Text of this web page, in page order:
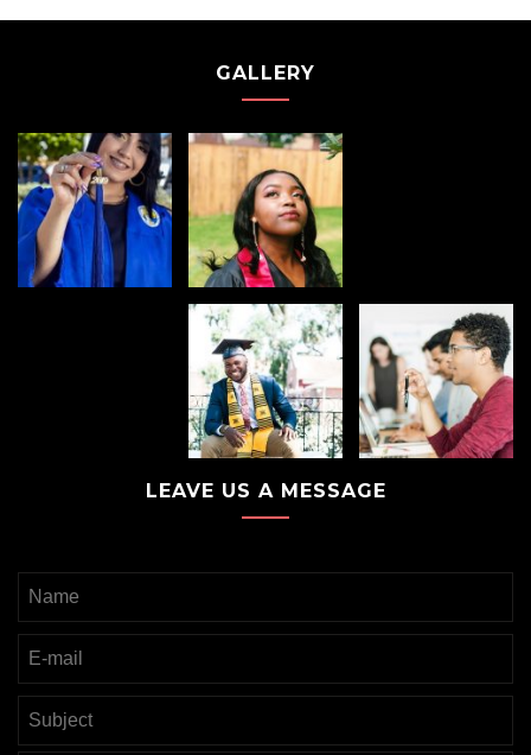
navigation
GALLERY
LEAVE US A MESSAGE